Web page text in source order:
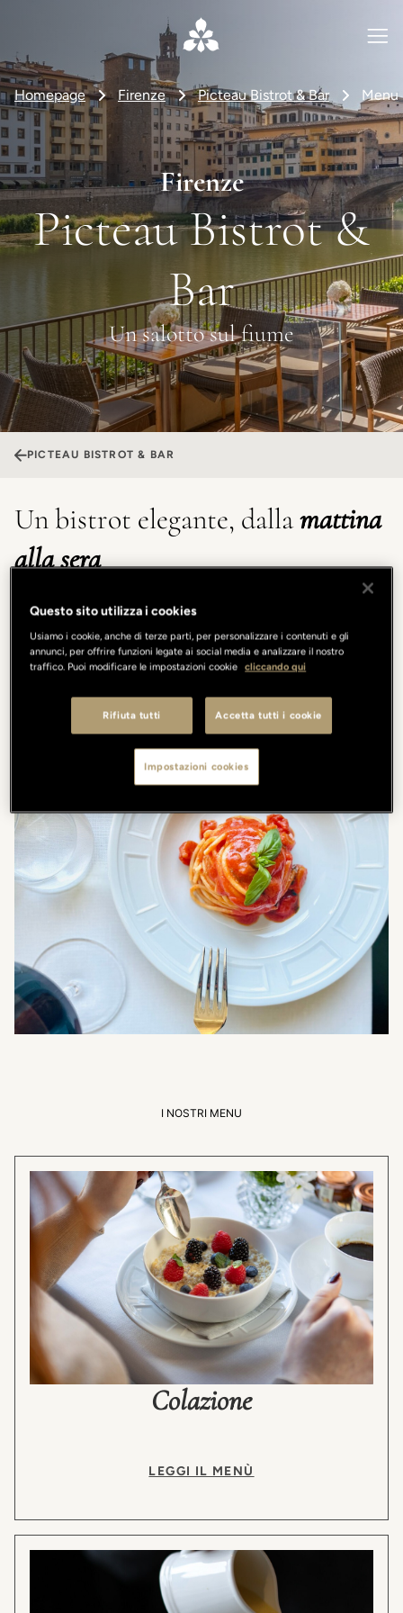
Homepage Firenze Picteau Bistrot & Bar Menu
Firenze
Picteau Bistrot &
Bar
Un salotto sul fiume
PICTEAU BISTROT & BAR
Un bistrot elegante, dallamattina
alla sera
Il menu, curato dall’Executive Chef Claudio Mengoni di
della giornata, con piatti radicati nella tradizione italiana e
aperti a influenze cosmopolite. Accanto a classici
alle più iconiche ricette internazionali, reinterpretati con
la competenza e la creatività dei nostri mixologist.
I NOSTRI MENU
Colazione
LEGGI IL MENÙ
Questo sito utilizza i cookies
Usiamo i cookie, anche di terze parti, per personalizzare i contenuti e gli
annunci, per offrire funzioni legate ai social media e analizzare il nostro
traffico. Puoi modificare le impostazioni cookie cliccando qui
Rifiuta tutti Accetta tutti i cookie
Impostazioni cookies